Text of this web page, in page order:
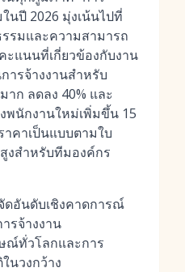
นปี 2026 มุ่งเน้นไปที่
รรมและความสามารถ
ะแนนที่เกี่ยวข้องกับงาน
ารจ้างงานสำหรับ
ก ลดลง 40% และ
นักงานใหม่เพิ่มขึ้น 15
คาเป็นแบบตามใบ
งสำหรับทีมองค์กร
ดอันดับเชิงคาดการณ์
รจ้างงาน
ณ์ทั่วโลกและการ
นวงกว้าง